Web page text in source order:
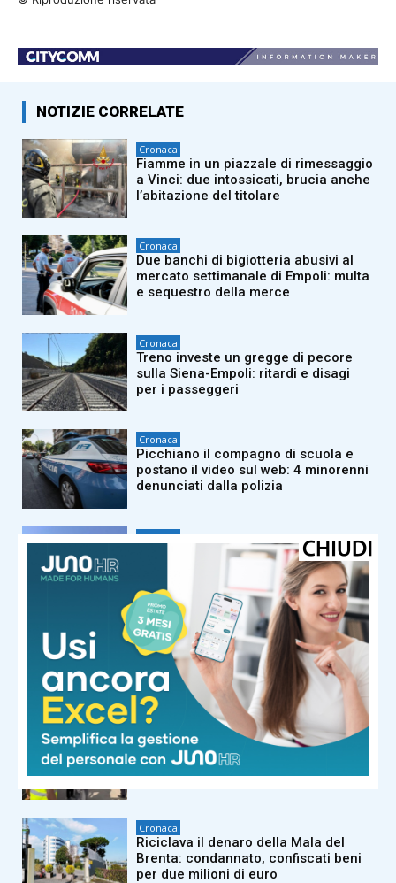
NOTIZIE CORRELATE
Cronaca
Fiamme in un piazzale di rimessaggio
a Vinci: due intossicati, brucia anche
l’abitazione del titolare
Cronaca
Due banchi di bigiotteria abusivi al
mercato settimanale di Empoli: multa
e sequestro della merce
Cronaca
Treno investe un gregge di pecore
sulla Siena-Empoli: ritardi e disagi
per i passeggeri
Cronaca
Picchiano il compagno di scuola e
postano il video sul web: 4 minorenni
denunciati dalla polizia
Cronaca
Frontale a Fucecchio sulla statale
Cronaca
Spacciatore recidivo arrestato dalla
Guardia di finanza: aveva l’obbligo di
dimora ma continuava l’attività
Cronaca
Via alle operazioni per il varo del
nuovo ponte sull’Arno fra Capraia e
Limite e Montelupo
Cronaca
Riciclava il denaro della Mala del
Brenta: condannato, confiscati beni
per due milioni di euro